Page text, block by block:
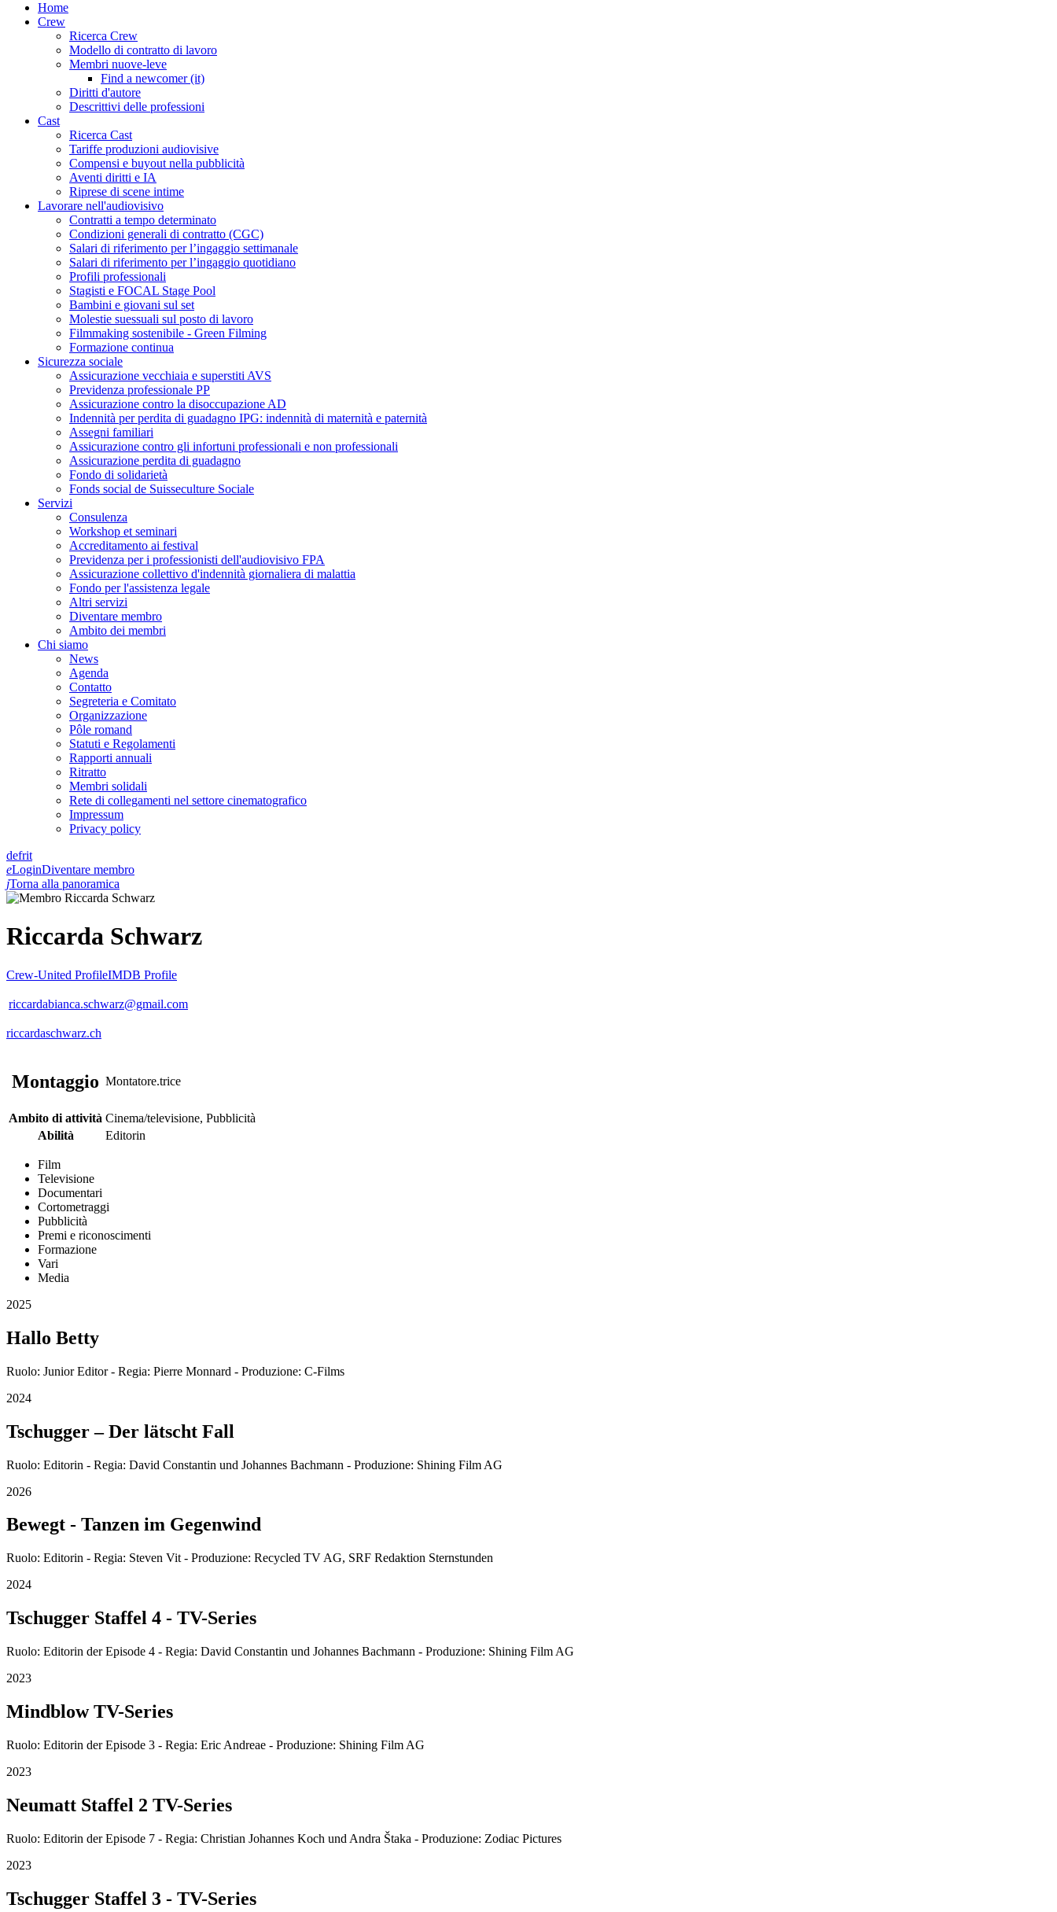
Home
Crew
Ricerca Crew
Modello di contratto di lavoro
Membri nuove-leve
Find a newcomer (it)
Diritti d'autore
Descrittivi delle professioni
Cast
Ricerca Cast
Tariffe produzioni audiovisive
Compensi e buyout nella pubblicità
Aventi diritti e IA
Riprese di scene intime
Lavorare nell'audiovisivo
Contratti a tempo determinato
Condizioni generali di contratto (CGC)
Salari di riferimento per l’ingaggio settimanale
Salari di riferimento per l’ingaggio quotidiano
Profili professionali
Stagisti e FOCAL Stage Pool
Bambini e giovani sul set
Molestie suessuali sul posto di lavoro
Filmmaking sostenibile - Green Filming
Formazione continua
Sicurezza sociale
Assicurazione vecchiaia e superstiti AVS
Previdenza professionale PP
Assicurazione contro la disoccupazione AD
Indennità per perdita di guadagno IPG: indennità di maternità e paternità
Assegni familiari
Assicurazione contro gli infortuni professionali e non professionali
Assicurazione perdita di guadagno
Fondo di solidarietà
Fonds social de Suisseculture Sociale
Servizi
Consulenza
Workshop et seminari
Accreditamento ai festival
Previdenza per i professionisti dell'audiovisivo FPA
Assicurazione collettivo d'indennità giornaliera di malattia
Fondo per l'assistenza legale
Altri servizi
Diventare membro
Ambito dei membri
Chi siamo
News
Agenda
Contatto
Segreteria e Comitato
Organizzazione
Pôle romand
Statuti e Regolamenti
Rapporti annuali
Ritratto
Membri solidali
Rete di collegamenti nel settore cinematografico
Impressum
Privacy policy
defrit
eLoginDiventare membro
jTorna alla panoramica
Riccarda Schwarz
Crew-United ProfileIMDB Profile
riccardabianca.schwarz@gmail.com
riccardaschwarz.ch
Montaggio Montatore.trice
Ambito di attività Cinema/televisione, Pubblicità
Abilità
Editorin
Film
Televisione
Documentari
Cortometraggi
Pubblicità
Premi e riconoscimenti
Formazione
Vari
Media
2025
Hallo Betty
Ruolo: Junior Editor - Regia: Pierre Monnard - Produzione: C-Films
2024
Tschugger – Der lätscht Fall
Ruolo: Editorin - Regia: David Constantin und Johannes Bachmann - Produzione: Shining Film AG
2026
Bewegt - Tanzen im Gegenwind
Ruolo: Editorin - Regia: Steven Vit - Produzione: Recycled TV AG, SRF Redaktion Sternstunden
2024
Tschugger Staffel 4 - TV-Series
Ruolo: Editorin der Episode 4 - Regia: David Constantin und Johannes Bachmann - Produzione: Shining Film AG
2023
Mindblow TV-Series
Ruolo: Editorin der Episode 3 - Regia: Eric Andreae - Produzione: Shining Film AG
2023
Neumatt Staffel 2 TV-Series
Ruolo: Editorin der Episode 7 - Regia: Christian Johannes Koch und Andra Štaka - Produzione: Zodiac Pictures
2023
Tschugger Staffel 3 - TV-Series